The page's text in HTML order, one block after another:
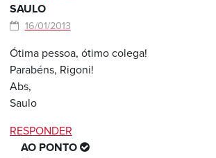
SAULO
16/01/2013
Ótima pessoa, ótimo colega!
Parabéns, Rigoni!
Abs,
Saulo
RESPONDER
AO PONTO